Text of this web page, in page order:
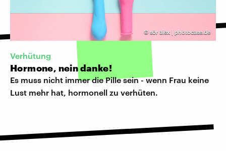
© sör alex | photocase.de
Verhütung
Hormone, nein danke!
Es muss nicht immer die Pille sein - wenn Frau keine
Lust mehr hat, hormonell zu verhüten.